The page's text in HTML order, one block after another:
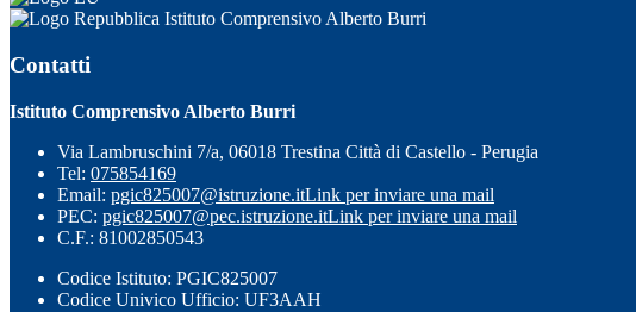
Istituto Comprensivo Alberto Burri
Contatti
Istituto Comprensivo Alberto Burri
Via Lambruschini 7/a, 06018 Trestina Città di Castello - Perugia
Tel: 075854169
Email: pgic825007@istruzione.itLink per inviare una mail
PEC: pgic825007@pec.istruzione.itLink per inviare una mail
C.F.: 81002850543
Codice Istituto: PGIC825007
Codice Univico Ufficio: UF3AAH